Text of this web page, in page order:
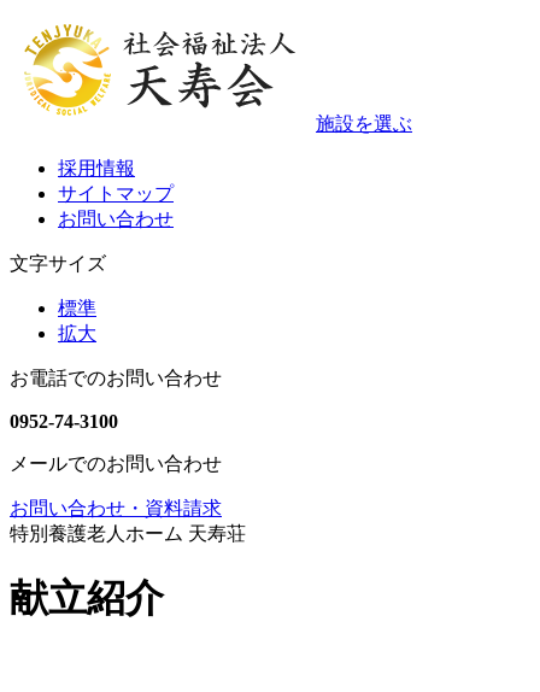
施設を選ぶ
採用情報
サイトマップ
お問い合わせ
文字サイズ
標準
拡大
お電話でのお問い合わせ
0952-74-3100
メールでのお問い合わせ
お問い合わせ・資料請求
特別養護老人ホーム 天寿荘
献立紹介